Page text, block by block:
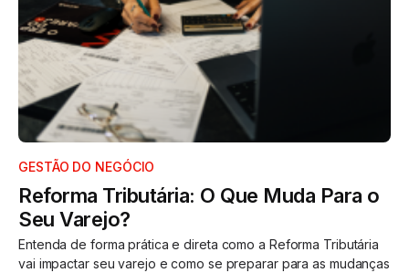
GESTÃO DO NEGÓCIO
Reforma Tributária: O Que Muda Para o
Seu Varejo?
Entenda de forma prática e direta como a Reforma Tributária
vai impactar seu varejo e como se preparar para as mudanças